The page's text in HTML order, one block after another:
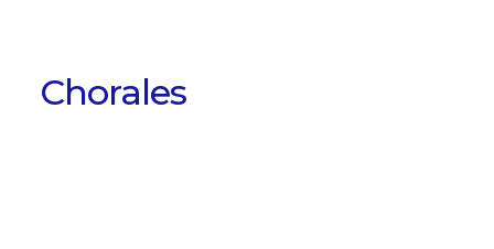
Chorales